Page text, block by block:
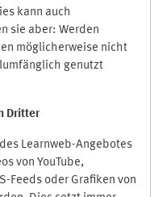
kann auch
sie aber: Werden
möglicherweise nicht
genutzt
Dritter
Learnweb-Angebotes
von YouTube,
Feeds oder Grafiken von